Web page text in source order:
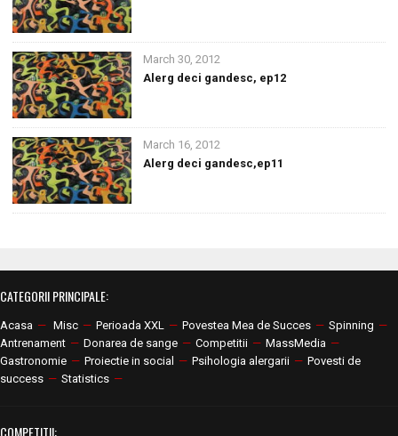
March 30, 2012
Alerg deci gandesc, ep12
March 16, 2012
Alerg deci gandesc,ep11
CATEGORII PRINCIPALE:
Acasa — Misc — Perioada XXL — Povestea Mea de Succes — Spinning —
Antrenament — Donarea de sange — Competitii — MassMedia —
Gastronomie — Proiectie in social — Psihologia alergarii — Povesti de
success — Statistics —